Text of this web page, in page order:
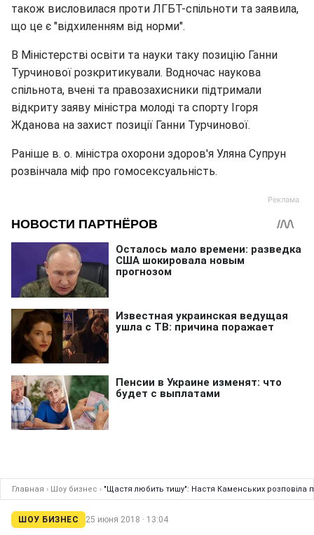
також висловилася проти ЛГБТ-спільноти та заявила,
що це є "відхиленням від норми".
В Міністерстві освіти та науки таку позицію Ганни
Турчинової розкритикували. Водночас наукова
спільнота, вчені та правозахисники підтримали
відкриту заяву міністра молоді та спорту Ігоря
Жданова на захист позиції Ганни Турчинової.
Раніше в. о. міністра охорони здоров'я Уляна Супрун
розвінчала міф про гомосексуальність.
Главная › Шоу бизнес › "Щастя любить тишу": Настя Каменських розповіла
ШОУ БИЗНЕС 25 июня 2018 · 13:04